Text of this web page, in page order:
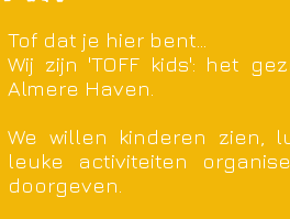
Tof dat je hier bent...
Wij zijn 'TOFF kids': het
Almere Haven.
We willen kinderen zien,
leuke activiteiten
doorgeven.